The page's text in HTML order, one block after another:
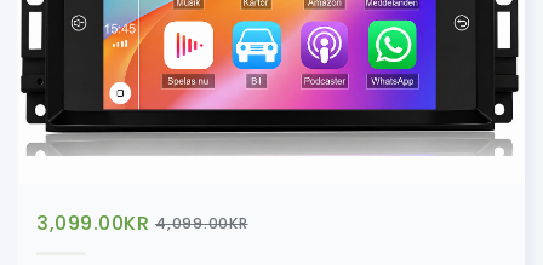
3,099.00KR 4,099.00KR